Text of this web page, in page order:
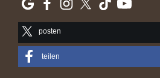
posten
teilen